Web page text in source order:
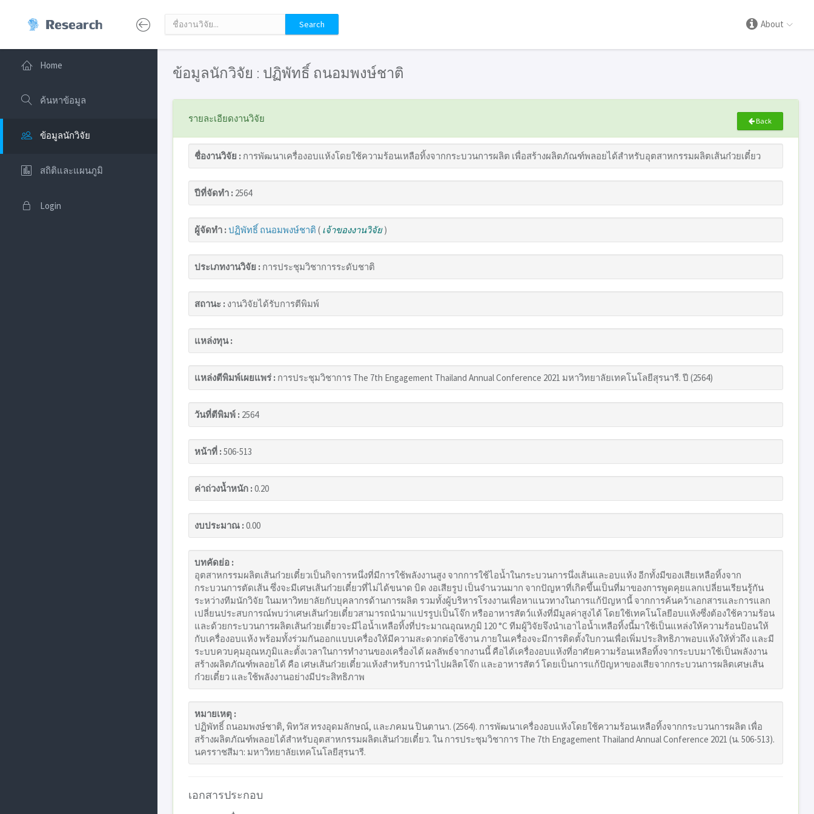
About
Home
ค้นหาข้อมูล
ข้อมูลนักวิจัย
สถิติและแผนภูมิ
Login
ข้อมูลนักวิจัย : ปฏิพัทธิ์ ถนอมพงษ์ชาติ
รายละเอียดงานวิจัย Back
ชื่องานวิจัย : การพัฒนาเครื่องอบแห้งโดยใช้ความร้อนเหลือทิ้งจากกระบวนการผลิต เพื่อสร้างผลิตภัณฑ์พลอยได้สำหรับอุตสาหกรรมผลิตเส้นก๋วยเตี๋ยว
ปีที่จัดทำ : 2564
ผู้จัดทำ :ปฏิพัทธิ์ ถนอมพงษ์ชาติ ( เจ้าของงานวิจัย)
ประเภทงานวิจัย : การประชุมวิชาการระดับชาติ
สถานะ : งานวิจัยได้รับการตีพิมพ์
แหล่งทุน :
แหล่งตีพิมพ์เผยแพร่ : การประชุมวิชาการ The 7th Engagement Thailand Annual Conference 2021 มหาวิทยาลัยเทคโนโลยีสุรนารี. ปี (2564)
วันที่ตีพิมพ์ : 2564
หน้าที่ :506-513
ค่าถ่วงน้ำหนัก :0.20
งบประมาณ :0.00
บทคัดย่อ :
อุตสาหกรรมผลิตเส้นก๋วยเตี๋ยวเป็นกิจการหนึ่งที่มีการใช้พลังงานสูง จากการใช้ไอน้ำในกระบวนการนึ่งเส้นและอบแห้ง อีกทั้งมีของเสียเหลือทิ้งจาก
กระบวนการตัดเส้น ซึ่งจะมีเศษเส้นก๋วยเตี๋ยวที่ไม่ได้ขนาด บิด งอเสียรูป เป็นจำนวนมาก จากปัญหาที่เกิดขึ้นเป็นที่มาของการพูดคุยแลกเปลี่ยนเรียนรู้กัน
ระหว่างทีมนักวิจัย ในมหาวิทยาลัยกับบุคลากรด้านการผลิต รวมทั้งผู้บริหารโรงงานเพื่อหาแนวทางในการแก้ปัญหานี้ จากการค้นคว้าเอกสารและการแลก
เปลี่ยนประสบการณ์พบว่าเศษเส้นก๋วยเตี๋ยวสามารถนำมาแปรรูปเป็นโจ๊ก หรืออาหารสัตว์แห้งที่มีมูลค่าสูงได้ โดยใช้เทคโนโลยีอบแห้งซึ่งต้องใช้ความร้อน
และด้วยกระบวนการผลิตเส้นก๋วยเตี๋ยวจะมีไอน้ำเหลือทิ้งที่ประมาณอุณหภูมิ 120 °C ทีมผู้วิจัยจึงนำเอาไอน้ำเหลือทิ้งนี้มาใช้เป็นแหล่งให้ความร้อนป้อนให้
กับเครื่องอบแห้ง พร้อมทั้งร่วมกันออกแบบเครื่องให้มีความสะดวกต่อใช้งาน ภายในเครื่องจะมีการติดตั้งใบกวนเพื่อเพิ่มประสิทธิภาพอบแห้งให้ทั่วถึง และมี
ระบบควบคุมอุณหภูมิและตั้งเวลาในการทำงานของเครื่องได้ ผลลัพธ์จากงานนี้ คือได้เครื่องอบแห้งที่อาศัยความร้อนเหลือทิ้งจากระบบมาใช้เป็นพลังงาน
สร้างผลิตภัณฑ์พลอยได้ คือ เศษเส้นก๋วยเตี๋ยวแห้งสำหรับการนำไปผลิตโจ๊ก และอาหารสัตว์ โดยเป็นการแก้ปัญหาของเสียจากกระบวนการผลิตเศษเส้น
ก๋วยเตี๋ยว และใช้พลังงานอย่างมีประสิทธิภาพ
หมายเหตุ :
ปฏิพัทธิ์ ถนอมพงษ์ชาติ, พิทวัส ทรงอุดมลักษณ์, และภคมน ปินตานา. (2564). การพัฒนาเครื่องอบแห้งโดยใช้ความร้อนเหลือทิ้งจากกระบวนการผลิต เพื่อ
สร้างผลิตภัณฑ์พลอยได้สำหรับอุตสาหกรรมผลิตเส้นก๋วยเตี๋ยว. ใน การประชุมวิชาการ The 7th Engagement Thailand Annual Conference 2021 (น. 506-513).
นครราชสีมา: มหาวิทยาลัยเทคโนโลยีสุรนารี.
เอกสารประกอบ